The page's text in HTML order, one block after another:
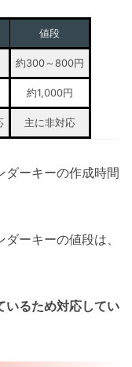
値段
約300～800円
約1,000円
主に非対応
ダーキーの作成時間
ーキーの値段は、
いるため対応してい